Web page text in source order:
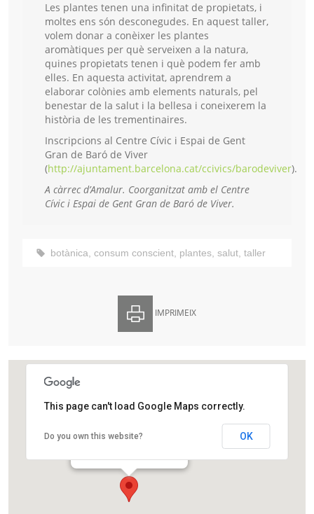
Les plantes tenen una infinitat de propietats, i
moltes ens són desconegudes. En aquest taller,
volem donar a conèixer les plantes
aromàtiques per què serveixen a la natura,
quines propietats tenen i què podem fer amb
elles. En aquesta activitat, aprendrem a
elaborar colònies amb elements naturals, pel
benestar de la salut i la bellesa i coneixerem la
història de les trementinaires.
Inscripcions al Centre Cívic i Espai de Gent
Gran de Baró de Viver
(http://ajuntament.barcelona.cat/ccivics/barodeviver).
A càrrec d’Amalur. Coorganitzat amb el Centre
Cívic i Espai de Gent Gran de Baró de Viver.
botànica, consum conscient, plantes, salut, taller
IMPRIMEIX
Centre Cívic Baró de Viver
C. de Quito, 8-10
This page can't load Google Maps correctly.
Do you own this website? OK